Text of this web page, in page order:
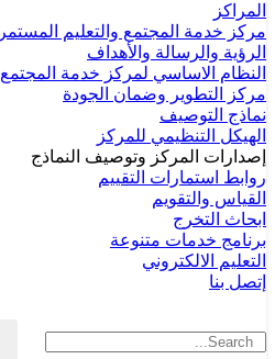
المراكز
مركز خدمة المجتمع والتعليم المستمر
الرؤية والرسالة والأهداف
النظام الاساسي لمركز خدمة المجتمع
مركز التطوير وضمان الجودة
نماذج التوصيف
الهيكل التنظيمي للمركز
إصدارات المركز وتوصيف النماذج
روابط استمارات التقييم
القياس والتقويم
ابحاث التخرج
برنامج خدمات متنوعة
التعليم الالكتروني
إتصل بنا